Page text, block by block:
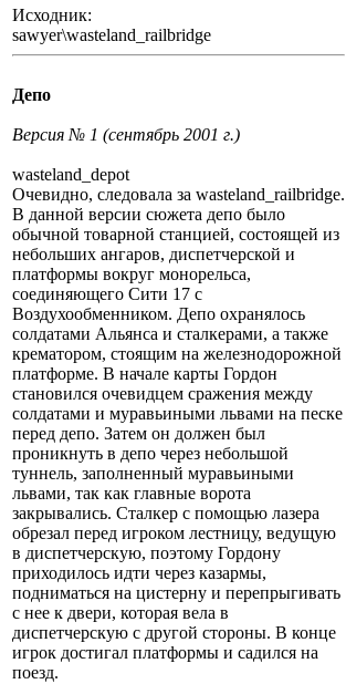
Исходник:
sawyer\wasteland_railbridge
Депо
Версия № 1 (сентябрь 2001 г.)
wasteland_depot
Очевидно, следовала за wasteland_railbridge.
В данной версии сюжета депо было
обычной товарной станцией, состоящей из
небольших ангаров, диспетчерской и
платформы вокруг монорельса,
соединяющего Сити 17 с
Воздухообменником. Депо охранялось
солдатами Альянса и сталкерами, а также
крематором, стоящим на железнодорожной
платформе. В начале карты Гордон
становился очевидцем сражения между
солдатами и муравьиными львами на песке
перед депо. Затем он должен был
проникнуть в депо через небольшой
туннель, заполненный муравьиными
львами, так как главные ворота
закрывались. Сталкер с помощью лазера
обрезал перед игроком лестницу, ведущую
в диспетчерскую, поэтому Гордону
приходилось идти через казармы,
подниматься на цистерну и перепрыгивать
с нее к двери, которая вела в
диспетчерскую с другой стороны. В конце
игрок достигал платформы и садился на
поезд.